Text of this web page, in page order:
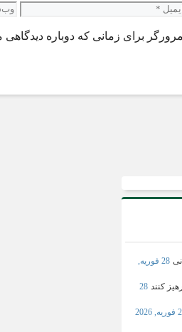
برای زمانی که دوباره
28 فوریه,
کنند 28
2026